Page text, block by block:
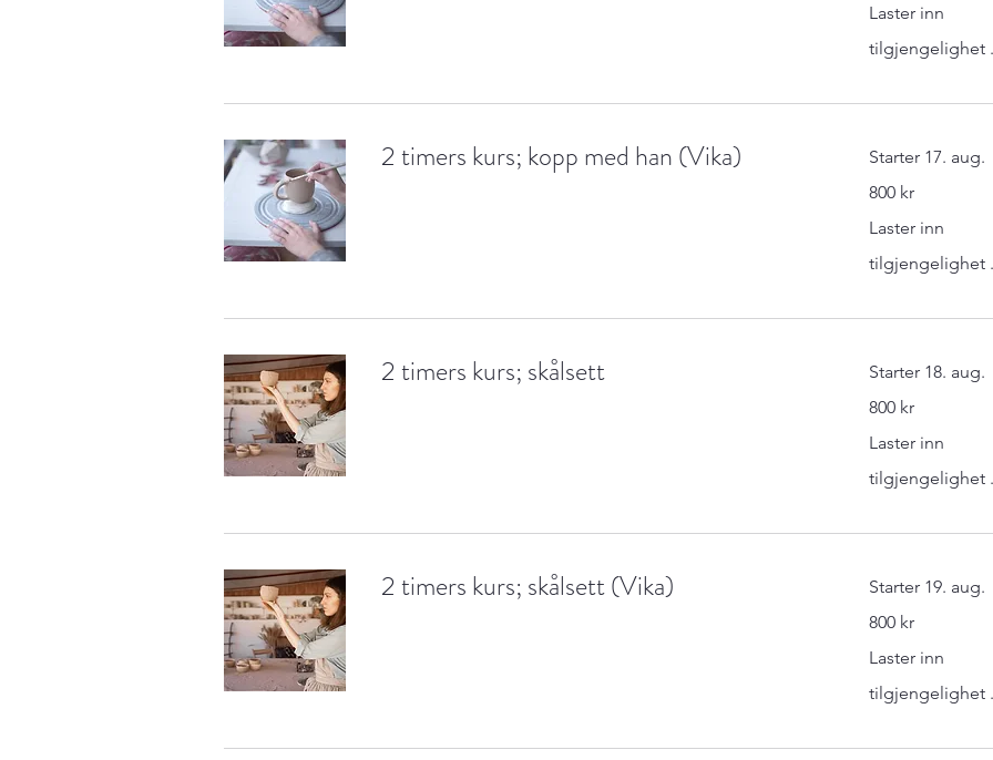
Laster inn
tilgjengelighet
2 timers kurs; kopp med han (Vika) Starter 17. aug.
norske
800 kr
Laster inn
tilgjengelighet
2 timers kurs; skålsett Starter 18. aug.
norske
800 kr
Laster inn
tilgjengelighet
2 timers kurs; skålsett (Vika) Starter 19. aug.
norske
800 kr
Laster inn
tilgjengelighet